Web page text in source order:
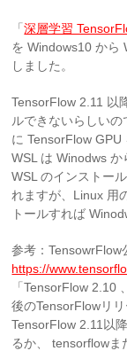
「深層学習
を Windows10 から
しました。
TensorFlow 2.11 以
ルできないらしい
に TensorFlow GPU
WSL は Winodws か
WSL のインストー
れますが、Linux 用
トールすれば
参考：TensowrFlow
https://
「TensorFlow 2.10
後のTensorFlowリリ
TensorFlow 2.11以
るか、 tensorflowま